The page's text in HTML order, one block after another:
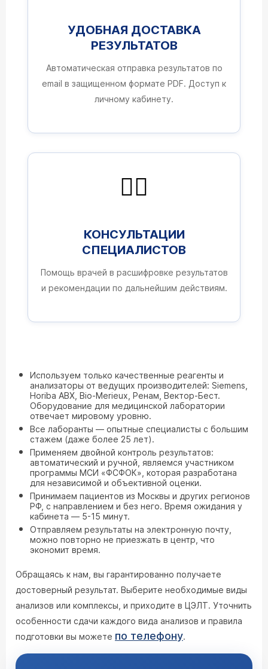
УДОБНАЯ ДОСТАВКА
РЕЗУЛЬТАТОВ
Автоматическая отправка результатов по
email в защищенном формате PDF. Доступ к
личному кабинету.
👨‍⚕️
КОНСУЛЬТАЦИИ
СПЕЦИАЛИСТОВ
Помощь врачей в расшифровке результатов
и рекомендации по дальнейшим действиям.
Используем только качественные реагенты и
анализаторы от ведущих производителей: Siemens,
Horiba ABX, Bio-Merieux, Ренам, Вектор-Бест.
Оборудование для медицинской лаборатории
отвечает мировому уровню.
Все лаборанты — опытные специалисты с большим
стажем (даже более 25 лет).
Применяем двойной контроль результатов:
автоматический и ручной, являемся участником
программы МСИ «ФСФОК», которая разработана
для независимой и объективной оценки.
Принимаем пациентов из Москвы и других регионов
РФ, с направлением и без него. Время ожидания у
кабинета — 5-15 минут.
Отправляем результаты на электронную почту,
можно повторно не приезжать в центр, что
экономит время.
Обращаясь к нам, вы гарантированно получаете
достоверный результат. Выберите необходимые виды
анализов или комплексы, и приходите в ЦЭЛТ. Уточнить
особенности сдачи каждого вида анализов и правила
подготовки вы можете по телефону.